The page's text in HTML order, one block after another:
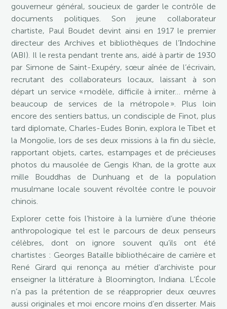
gouverneur général, soucieux de garder le contrôle de
documents politiques. Son jeune collaborateur
chartiste, Paul Boudet devint ainsi en 1917 le premier
directeur des Archives et bibliothèques de l’Ιndochine
(ABI). Il le resta pendant trente ans, aidé à partir de 1930
par Simone de Saint-Exupéry, sœur aînée de l’écrivain,
recrutant des collaborateurs locaux, laissant à son
départ un service « modèle, difficile à imiter… même à
beaucoup de services de la métropole ». Plus loin
encore des sentiers battus, un condisciple de Finot, plus
tard diplomate, Charles-Eudes Bonin, explora le Tibet et
la Mongolie, lors de ses deux missions à la fin du siècle,
rapportant objets, cartes, estampages et de précieuses
photos du mausolée de Gengis Khan, de la grotte aux
mille Bouddhas de Dunhuang et de la population
musulmane locale souvent révoltée contre le pouvoir
chinois.
Explorer cette fois l’histoire à la lumière d’une théorie
anthropologique tel est le parcours de deux penseurs
célèbres, dont on ignore souvent qu’ils ont été
chartistes : Georges Bataille bibliothécaire de carrière et
René Girard qui renonça au métier d’archiviste pour
enseigner la littérature à Bloomington, Indiana. L’École
n’a pas la prétention de se réapproprier deux œuvres
aussi originales et moi encore moins d’en disserter. Mais